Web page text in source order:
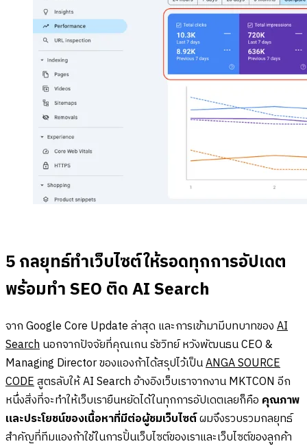
5 กลยุทธ์ทำเว็บไซต์ให้รอดทุกการอัปเดต
พร้อมทำ SEO ติด AI Search
จาก Google Core Update ล่าสุด และการเข้ามามีบทบาทของAI
Searchนอกจากปัจจัยที่คุณเกน รัชวิทย์ หวังพัฒนธน CEO &
Managing Director ของแองก้าได้สรุปไว้เป็นANGA SOURCE
CODEสูตรลับให้ AI Search อ้างอิงเว็บเราจากงาน MKTCONอีก
หนึ่งสิ่งที่จะทำให้เว็บเรายืนหยัดได้ในทุกการอัปเดตเลยก็คือ คุณภาพ
และประโยชน์ของเนื้อหาที่มีต่อผู้ชมเว็บไซต์ผมจึงรวบรวมกลยุทธ์
สำคัญที่ทีมแองก้าใช้ในการปั้นเว็บไซต์ของเราและเว็บไซต์ของลูกค้า